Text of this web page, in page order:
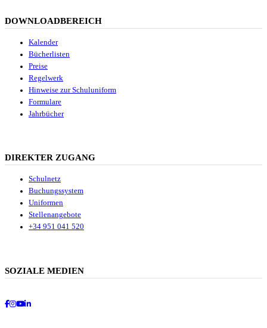
DOWNLOADBEREICH
Kalender
Bücherlisten
Preise
Regelwerk
Hinweise zur Schuluniform
Formulare
Jahrbücher
DIREKTER ZUGANG
Schulnetz
Buchungssystem
Uniformen
Stellenangebote
+34 951 041 520
SOZIALE MEDIEN